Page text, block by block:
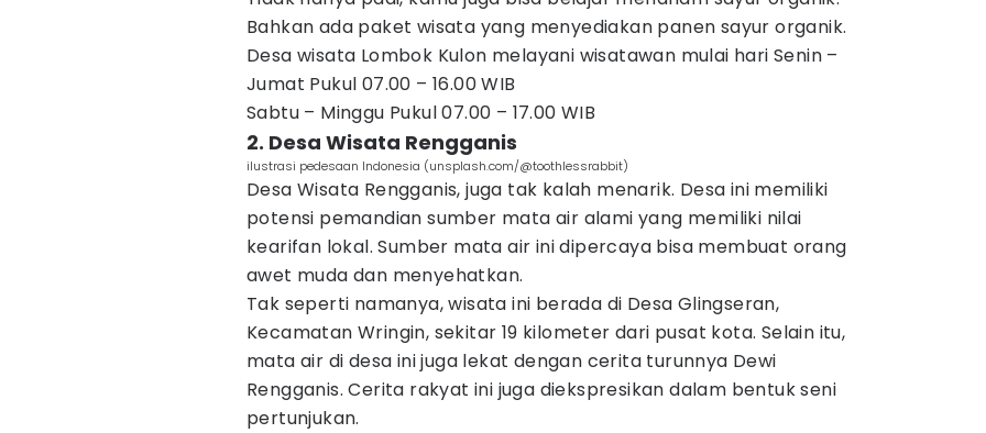
Bahkan ada paket wisata yang menyediakan panen sayur organik.
Desa wisata Lombok Kulon melayani wisatawan mulai hari Senin –
Jumat Pukul 07.00 – 16.00 WIB
Sabtu – Minggu Pukul 07.00 – 17.00 WIB
2. Desa Wisata Rengganis
ilustrasi pedesaan Indonesia (unsplash.com/@toothlessrabbit)
Desa Wisata Rengganis, juga tak kalah menarik. Desa ini memiliki
potensi pemandian sumber mata air alami yang memiliki nilai
kearifan lokal. Sumber mata air ini dipercaya bisa membuat orang
awet muda dan menyehatkan.
Tak seperti namanya, wisata ini berada di Desa Glingseran,
Kecamatan Wringin, sekitar 19 kilometer dari pusat kota. Selain itu,
mata air di desa ini juga lekat dengan cerita turunnya Dewi
Rengganis. Cerita rakyat ini juga diekspresikan dalam bentuk seni
pertunjukan.